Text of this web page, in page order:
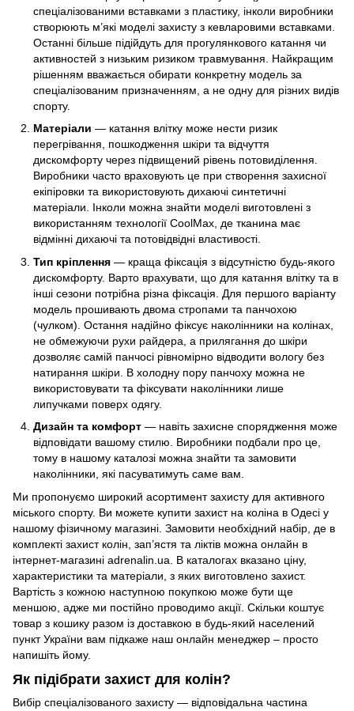
спеціалізованими вставками з пластику, інколи виробники
створюють м’які моделі захисту з кевларовими вставками.
Останні більше підійдуть для прогулянкового катання чи
активностей з низьким ризиком травмування. Найкращим
рішенням вважається обирати конкретну модель за
спеціалізованим призначенням, а не одну для різних видів
спорту.
Матеріали — катання влітку може нести ризик
перегрівання, пошкодження шкіри та відчуття
дискомфорту через підвищений рівень потовиділення.
Виробники часто враховують це при створення захисної
екіпіровки та використовують дихаючі синтетичні
матеріали. Інколи можна знайти моделі виготовлені з
використанням технології CoolMax, де тканина має
відмінні дихаючі та потовідвідні властивості.
Тип кріплення — краща фіксація з відсутністю будь-якого
дискомфорту. Варто врахувати, що для катання влітку та в
інші сезони потрібна різна фіксація. Для першого варіанту
модель прошивають двома стропами та панчохою
(чулком). Остання надійно фіксує наколінники на колінах,
не обмежуючи рухи райдера, а прилягання до шкіри
дозволяє самій панчосі рівномірно відводити вологу без
натирання шкіри. В холодну пору панчоху можна не
використовувати та фіксувати наколінники лише
липучками поверх одягу.
Дизайн та комфорт — навіть захисне спорядження може
відповідати вашому стилю. Виробники подбали про це,
тому в нашому каталозі можна знайти та замовити
наколінники, які пасуватимуть саме вам.
Ми пропонуємо широкий асортимент захисту для активного
міського спорту. Ви можете купити захист на коліна в Одесі у
нашому фізичному магазині. Замовити необхідний набір, де в
комплекті захист колін, зап’ястя та ліктів можна онлайн в
інтернет-магазині adrenalin.ua. В каталогах вказано ціну,
характеристики та матеріали, з яких виготовлено захист.
Вартість з кожною наступною покупкою може бути ще
меншою, адже ми постійно проводимо акції. Скільки коштує
товар з кошику разом із доставкою в будь-який населений
пункт України вам підкаже наш онлайн менеджер – просто
напишіть йому.
Як підібрати захист для колін?
Вибір спеціалізованого захисту — відповідальна частина